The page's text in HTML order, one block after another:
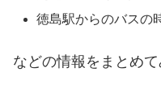
徳島駅からのバスの
などの情報をまとめて